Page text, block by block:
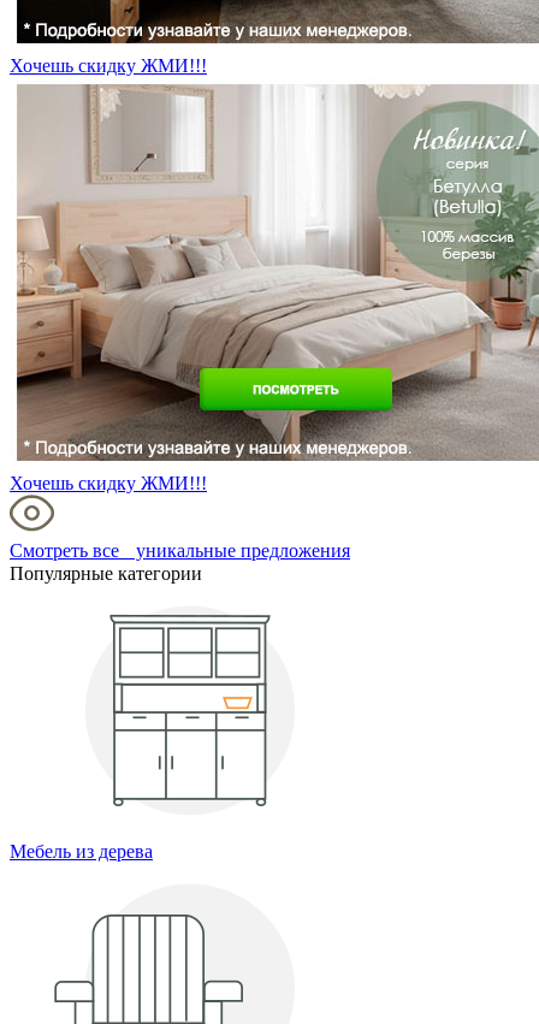
Хочешь скидку ЖМИ!!!
Хочешь скидку ЖМИ!!!
Смотреть все уникальные предложения
Популярные категории
Мебель из дерева